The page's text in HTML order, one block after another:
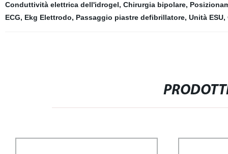
Conduttività elettrica dell'idrogel, Chirurgia bipolare,
ECG, Ekg Elettrodo, Passaggio piastre defibrillatore, Unità ESU,